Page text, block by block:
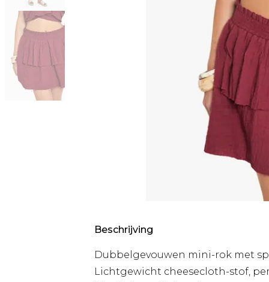
Beschrijving
Dubbelgevouwen mini-rok met
Lichtgewicht cheesecloth-stof,